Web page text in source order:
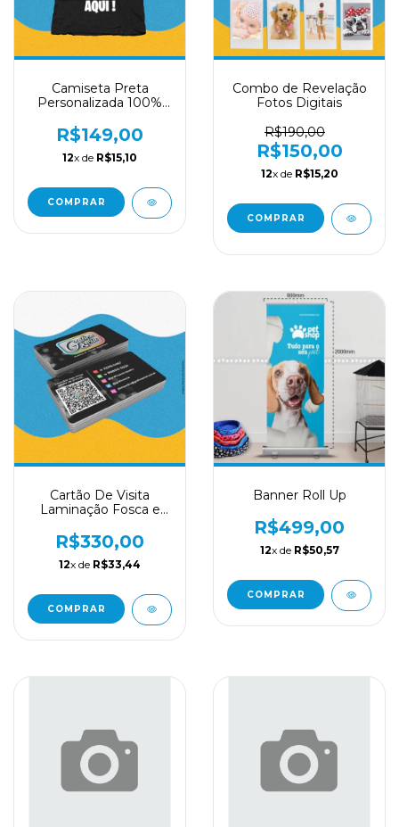
Camiseta Preta
Personalizada 100%
DTF
R$149,00
12x de R$15,10
COMPRAR
Combo de Revelação
Fotos Digitais
R$190,00
R$150,00
12x de R$15,20
Cartão De Visita
Laminação Fosca e
R$330,00
12x de R$33,44
COMPRAR
Banner Roll Up
R$499,00
12x de R$50,57
COMPRAR